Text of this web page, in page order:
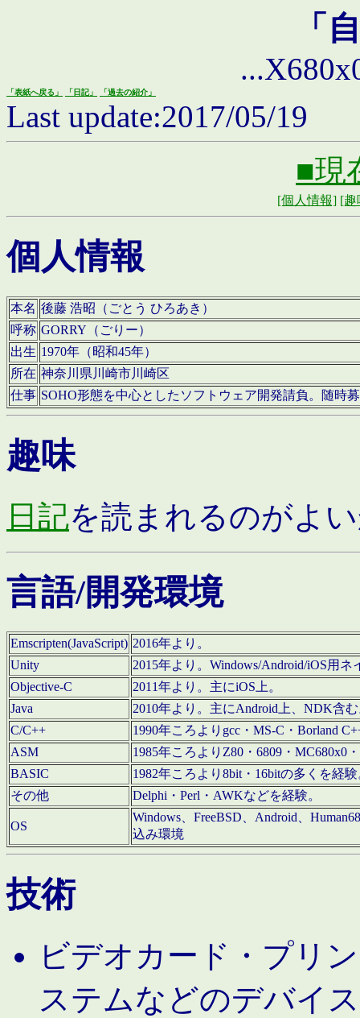
「
「表紙へ戻る」 「日記」 「過去の紹介」
Last update:2017/05/19
■現
[個人情報] [趣
個人情報
本名 後藤 浩昭（ごとう ひろあき）
呼称 GORRY（ごりー）
出生 1970年（昭和45年）
所在 神奈川県川崎市川崎区
仕事 SOHO形態を中心としたソフトウェア開発請負。随時
趣味
日記を読まれるのがよ
言語/開発環境
Emscripten(JavaScript) 2016年より。
Unity
2015年より。Windows/Android/iOS用
Objective-C
2011年より。主にiOS上。
Java
2010年より。主にAndroid上、NDK含
C/C++
1990年ころよりgcc・MS-C・Borland
ASM
1985年ころよりZ80・6809・MC680x0
BASIC
1982年ころより8bit・16bitの多くを経
その他
Delphi・Perl・AWKなどを経験。
OS
Windows、FreeBSD、Android、
込み環境
技術
ビデオカード・プリ
ステムなどのデバイ